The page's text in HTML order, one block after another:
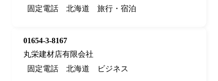
固定電話
北海道 旅行・宿泊
01654-3-8167
丸栄建材店有限会社
固定電話
北海道 ビジネス